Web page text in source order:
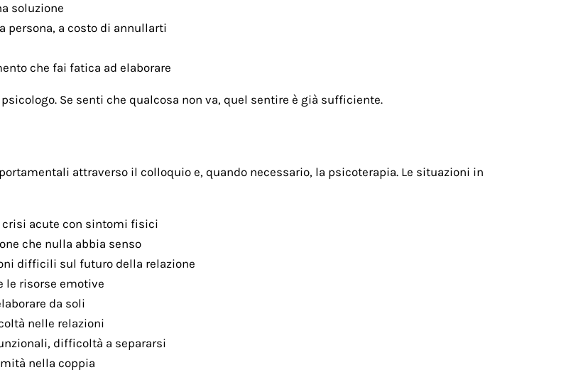
soluzione
persona, a costo di annullarti
che fai fatica ad elaborare
Se senti che qualcosa non va, quel sentire è già sufficiente.
attraverso il colloquio e, quando necessario, la psicoterapia. Le situazioni in
crisi acute con sintomi fisici
che nulla abbia senso
difficili sul futuro della relazione
le risorse emotive
da soli
nelle relazioni
difficoltà a separarsi
nella coppia